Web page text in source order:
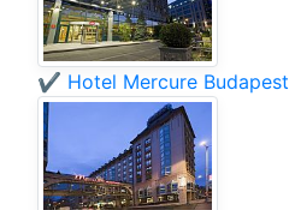
✔️ Hotel Mercure Budapest